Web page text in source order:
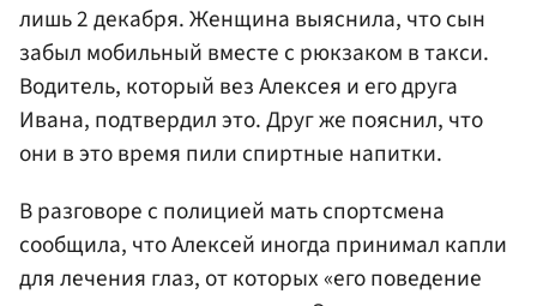
лишь 2 декабря. Женщина выяснила, что сын
забыл мобильный вместе с рюкзаком в такси.
Водитель, который вез Алексея и его друга
Ивана, подтвердил это. Друг же пояснил, что
они в это время пили спиртные напитки.
В разговоре с полицией мать спортсмена
сообщила, что Алексей иногда принимал капли
для лечения глаз, от которых «его поведение